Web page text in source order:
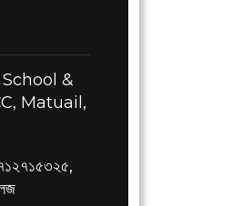
&
Matuail,